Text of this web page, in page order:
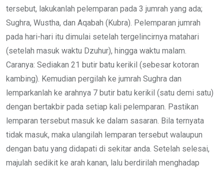
tersebut, lakukanlah pelemparan pada 3 jumrah yang ada;
Sughra, Wustha, dan Aqabah (Kubra). Pelemparan jumrah
pada hari-hari itu dimulai setelah tergelincirnya matahari
(setelah masuk waktu Dzuhur), hingga waktu malam.
Caranya: Sediakan 21 butir batu kerikil (sebesar kotoran
kambing). Kemudian pergilah ke jumrah Sughra dan
lemparkanlah ke arahnya 7 butir batu kerikil (satu demi satu)
dengan bertakbir pada setiap kali pelemparan. Pastikan
lemparan tersebut masuk ke dalam sasaran. Bila ternyata
tidak masuk, maka ulangilah lemparan tersebut walaupun
dengan batu yang didapati di sekitar anda. Setelah selesai,
majulah sedikit ke arah kanan, lalu berdirilah menghadap